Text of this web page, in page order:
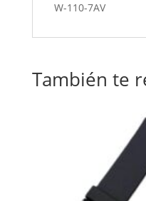
W-110-7AV
También te